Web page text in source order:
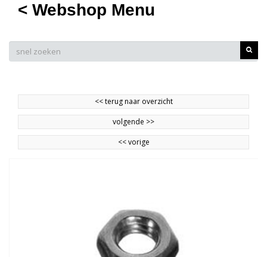
< Webshop Menu
<<terug naar overzicht
volgende >>
<<vorige